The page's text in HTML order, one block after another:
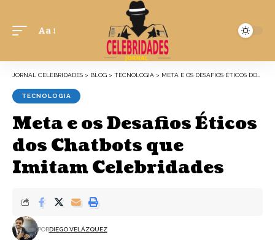
Aa
JORNAL CELEBRIDADES > BLOG > TECNOLOGIA > META E OS DESAFIOS ÉTICOS DOS CHATBOTS QUE IMITAM CELEBRIDADES
TECNOLOGIA
Meta e os Desafios Éticos
dos Chatbots que
Imitam Celebridades
PORDIEGO VELÁZQUEZ